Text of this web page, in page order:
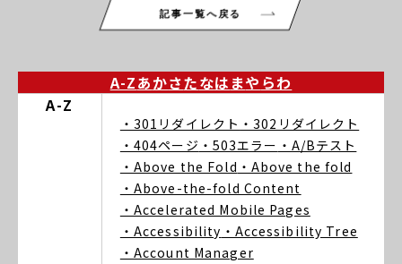
記事一覧へ戻る
A-Zあかさたなは まや らわ
A-Z
・301リダイレクト ・302リダイレクト
・404ページ ・503エラー ・A/Bテスト
・Above the Fold ・Above the fold
・Above-the-fold Content
・Accelerated Mobile Pages
・Accessibility ・Accessibility Tree
・Account Manager